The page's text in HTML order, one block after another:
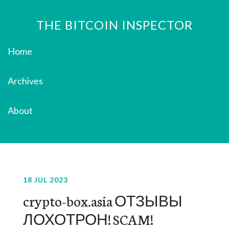
THE BITCOIN INSPECTOR
Home
Archives
About
18 JUL 2023
crypto-box.asia ОТЗЫВЫ
ЛОХОТРОН! SCAM!